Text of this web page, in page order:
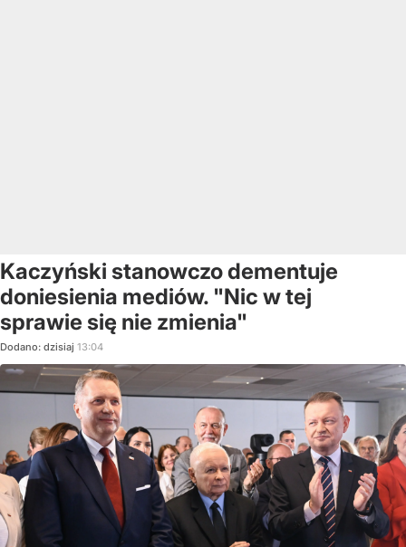
Kaczyński stanowczo dementuje
doniesienia mediów. "Nic w tej
sprawie się nie zmienia"
Dodano: dzisiaj 13:04